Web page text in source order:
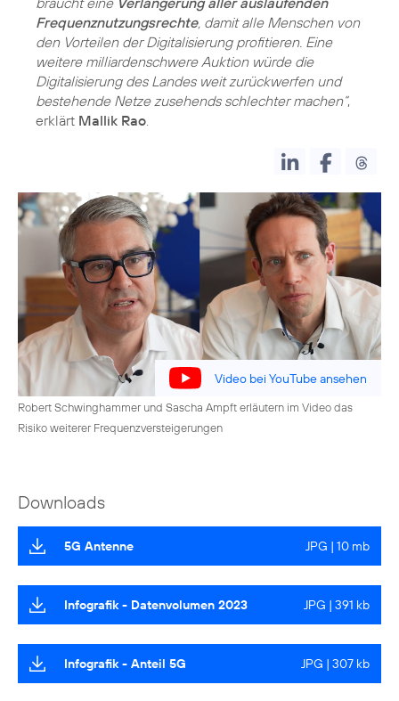
Frequenznutzungsrechte, damit alle Menschen von
den Vorteilen der Digitalisierung profitieren. Eine
weitere milliardenschwere Auktion würde die
Digitalisierung des Landes weit zurückwerfen und
bestehende Netze zusehends schlechter machen“,
erklärt Mallik Rao
Video bei YouTube ansehen
Robert Schwinghammer und Sascha Ampft erläutern im Video das
Risiko weiterer Frequenzversteigerungen
Downloads
5G Antenne JPG | 10 mb
Infografik - Datenvolumen 2023 JPG | 391 kb
Infografik - Anteil 5G JPG | 307 kb